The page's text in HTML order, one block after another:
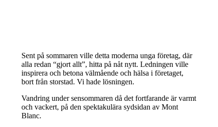
Sent på sommaren ville detta moderna unga företag, där
alla redan “gjort allt”, hitta på nåt nytt. Ledningen ville
inspirera och betona välmående och hälsa i företaget,
bort från storstad. Vi hade lösningen.
Vandring under sensommaren då det fortfarande är varmt
och vackert, på den spektakulära sydsidan av Mont
Blanc.